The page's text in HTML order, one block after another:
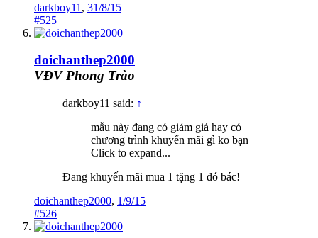
darkboy11 , 31/8/15
#525
doichanthep2000
VĐV Phong Trào
darkboy11 said: ↑
mẫu này đang có giảm giá hay có
chương trình khuyến mãi gì ko bạn
Click to expand...
Đang khuyến mãi mua 1 tặng 1 đó bác!
doichanthep2000, 1/9/15
#526